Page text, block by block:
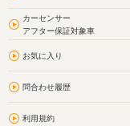
カーセンサー
アフター保証対象車
お気に入り
問合わせ履歴
利用規約